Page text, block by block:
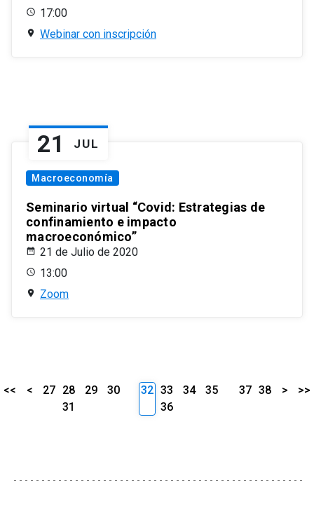
17:00
Webinar con inscripción
21 JUL
Macroeconomía
Seminario virtual “Covid: Estrategias de
confinamiento e impacto
macroeconómico”
21 de Julio de 2020
13:00
Zoom
<< < 27 28 29
30
31
32 33 34
35
36
37 38 > >>